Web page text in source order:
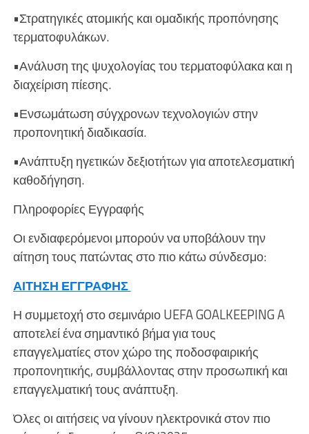
•Στρατηγικές ατομικής και ομαδικής προπόνησης
τερματοφυλάκων.
•Ανάλυση της ψυχολογίας του τερματοφύλακα και η
διαχείριση πίεσης.
•Ενσωμάτωση σύγχρονων τεχνολογιών στην
προπονητική διαδικασία.
•Ανάπτυξη ηγετικών δεξιοτήτων για αποτελεσματική
καθοδήγηση.
Πληροφορίες Εγγραφής
Οι ενδιαφερόμενοι μπορούν να υποβάλουν την
αίτηση τους πατώντας στο πιο κάτω σύνδεσμο:
ΑΙΤΗΣΗ ΕΓΓΡΑΦΗΣ
Η συμμετοχή στο σεμινάριο UEFA GOALKEEPING A
αποτελεί ένα σημαντικό βήμα για τους
επαγγελματίες στον χώρο της ποδοσφαιρικής
προπονητικής, συμβάλλοντας στην προσωπική και
επαγγελματική τους ανάπτυξη.
Όλες οι αιτήσεις να γίνουν ηλεκτρονικά στον πιο